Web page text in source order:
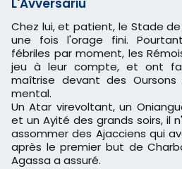
L'Avversariu
Chez lui, et patient, le Stade de Reims n'a plus tremblé
une fois l'orage fini.
fébriles par moment, les
jeu à leur compte, et ont
maîtrise devant des
mental.
Un Atar virevoltant, un
et un Ayité des grands soirs, il
assommer des Ajacciens qui
après le premier but de
Agassa a assuré.